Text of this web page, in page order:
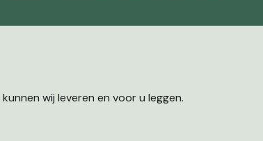
kunnen wij leveren en voor u leggen.